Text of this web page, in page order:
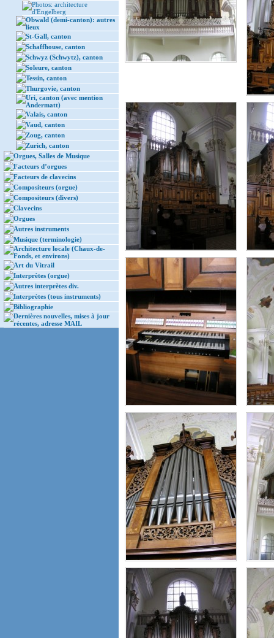
Photos: architecture
d'Engelberg
Obwald (demi-canton): autres
lieux
St-Gall, canton
Schaffhouse, canton
Schwyz (Schwytz), canton
Soleure, canton
Tessin, canton
Thurgovie, canton
Uri, canton (avec mention
Andermatt)
Valais, canton
Vaud, canton
Zoug, canton
Zurich, canton
Orgues, Salles de Musique
Facteurs d’orgues
Facteurs de clavecins
Compositeurs (orgue)
Compositeurs (divers)
Clavecins
Orgues
Autres instruments
Musique (terminologie)
Architecture locale (Chaux-de-
Fonds, et environs)
Art du Vitrail
Interprètes (orgue)
Autres interprètes div.
Interprètes (tous instruments)
Bibliographie
Dernières nouvelles, mises à jour
récentes, adresse MAIL